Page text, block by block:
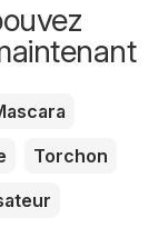
Torchon